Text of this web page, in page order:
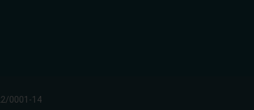
0001-14